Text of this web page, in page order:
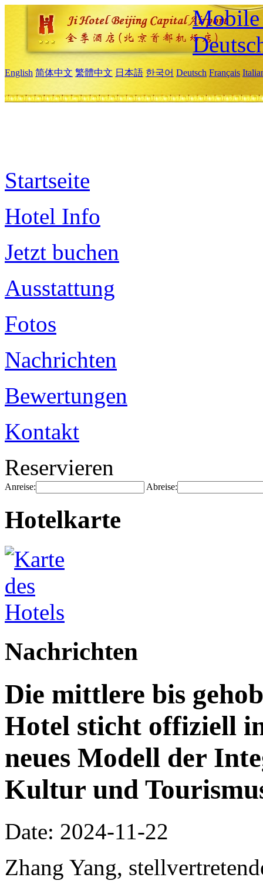
Mobile
English 简体中文 繁體中文 日本語 한국어 Deutsch Français
Startseite
Hotel Info
Jetzt buchen
Ausstattung
Fotos
Nachrichten
Bewertungen
Kontakt
Reservieren
Anreise: Abreise:
Hotelkarte
Nachrichten
Die mittlere bis
Hotel sticht offiziell
neues Modell der
Kultur und
Date: 2024-11-22
Zhang Yang,